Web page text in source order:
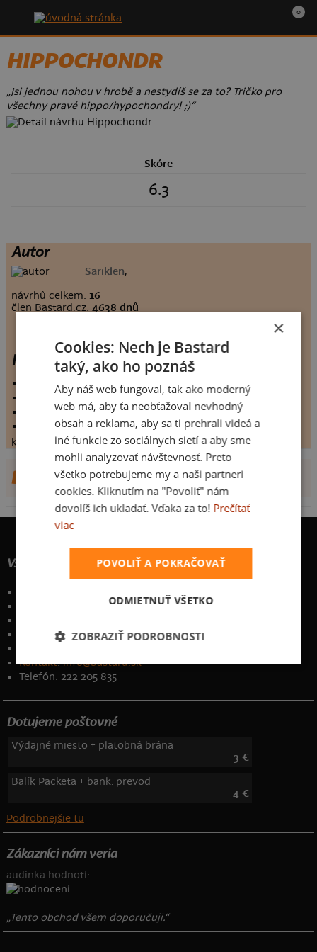
0
HIPPOCHONDR
„Jsi jednou nohou v hrobě a nestydíš se za to? Tričko pro
všechny pravé hippo/hypochondry! ;)“
Skóre
6.3
Autor
Sariklen,
návrhů celkem: 16
člen Bastard.cz:4638 dnů
Hippochondr
vystaveno:
27.7.2019
hodnoceno:
komentářů:6.3
koupilo by:2 lidí
konečné hodnocení:6.3
DALŠÍ NÁVRHY OD SARIKLEN
Všetko o nákupe
Garancia výmeny a vrátenia
Naše desatoro
Kontakt:info@bastard.sk
Telefón: 222 205 835
Dotujeme poštovné
Výdajné miesto + platobná brána
3 €
Balík Packeta + bank. prevod
4 €
Podrobnejšie tu
Zákazníci nám veria
audinka hodnotí:
„Tento obchod všem doporučuji.“
×
Cookies: Nech je Bastard
taký, ako ho poznáš
Aby náš web fungoval, tak ako moderný
web má, aby ťa neobťažoval nevhodný
obsah a reklama, aby sa ti prehrali videá a
iné funkcie zo sociálnych sietí a aby sme
mohli analyzovať návštevnosť. Preto
všetko potrebujeme my a naši partneri
cookies. Kliknutím na "Povoliť" nám
dovolíš ich ukladať. Vďaka za to! Prečítať
viac
POVOLIŤ A POKRAČOVAŤ
ODMIETNUŤ VŠETKO
ZOBRAZIŤ PODROBNOSTI